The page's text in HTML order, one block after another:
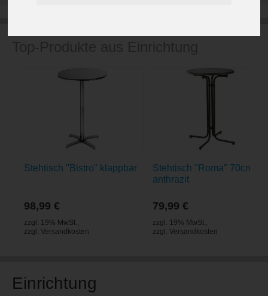
Stehtisch "Bistro" klappbar
98,99 €
zzgl. 19% MwSt.,
zzgl. Versandkosten
Stehtisch "Roma" 70cm
anthrazit
79,99 €
zzgl. 19% MwSt.,
zzgl. Versandkosten
Einrichtung